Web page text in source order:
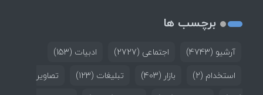
برچسب ها
آرشیو (4743) اجتماعی (2727) ادبیات (153)
استخدام (2) بازار (403) تبلیغات (123)
تصاویر